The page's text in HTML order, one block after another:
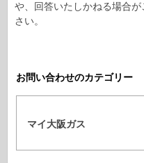
や、回答いたしかねる場合
さい。
お問い合わせのカテゴリー
マイ大阪ガス